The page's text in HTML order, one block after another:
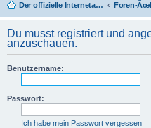
Der offizielle Internetauftritt des Fanfarenzugs Wiesloch
Foren-
Du musst registriert und
anzuschauen.
Benutzername:
Passwort:
Ich habe mein Passwort vergessen